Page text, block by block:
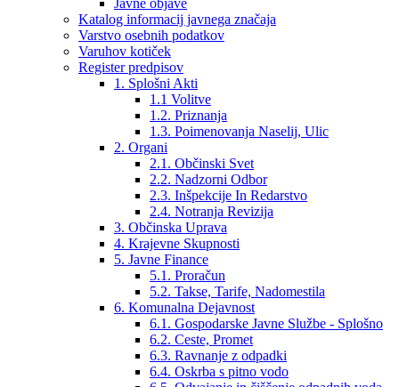
Katalog informacij javnega značaja
Varstvo osebnih podatkov
Varuhov kotiček
Register predpisov
1. Splošni Akti
1.1 Volitve
1.2. Priznanja
1.3. Poimenovanja Naselij, Ulic
2. Organi
2.1. Občinski Svet
2.2. Nadzorni Odbor
2.3. Inšpekcije In Redarstvo
2.4. Notranja Revizija
3. Občinska Uprava
4. Krajevne Skupnosti
5. Javne Finance
5.1. Proračun
5.2. Takse, Tarife, Nadomestila
6. Komunalna Dejavnost
6.1. Gospodarske Javne Službe - Splošno
6.2. Ceste, Promet
6.3. Ravnanje z odpadki
6.4. Oskrba s pitno vodo